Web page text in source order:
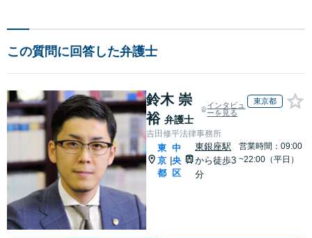
この質問に回答した弁護士
鈴木 崇
裕 弁護士
インタビュ
ーを見る
東京都
吉田修平法律事務所
東
京
都
中
央
区
東銀座駅
から徒歩3
分
営業時間：09:00
~22:00（平日）